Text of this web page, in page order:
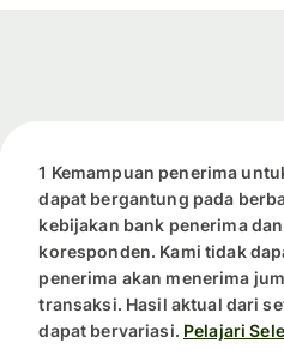
1 Kemampuan penerima
dapat bergantung pada
kebijakan bank penerima
koresponden. Kami tidak
penerima akan menerima
transaksi. Hasil aktual dari
dapat bervariasi. Pelajari